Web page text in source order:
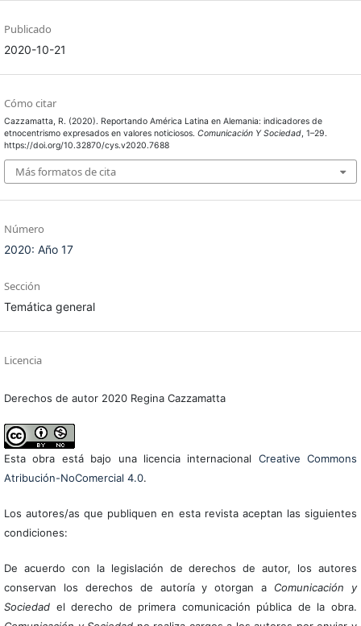
Publicado
2020-10-21
Cómo citar
Cazzamatta, R. (2020). Reportando América Latina en Alemania: indicadores de
etnocentrismo expresados en valores noticiosos. Comunicación Y Sociedad, 1–29.
https://doi.org/10.32870/cys.v2020.7688
Más formatos de cita
Número
2020: Año 17
Sección
Temática general
Licencia
Derechos de autor 2020 Regina Cazzamatta
Esta obra está bajo una licencia internacional Creative Commons
Atribución-NoComercial 4.0.
Los autores/as que publiquen en esta revista aceptan las siguientes
condiciones:
De acuerdo con la legislación de derechos de autor, los autores
conservan los derechos de autoría y otorgan a Comunicación y
Sociedadel derecho de primera comunicación pública de la obra.